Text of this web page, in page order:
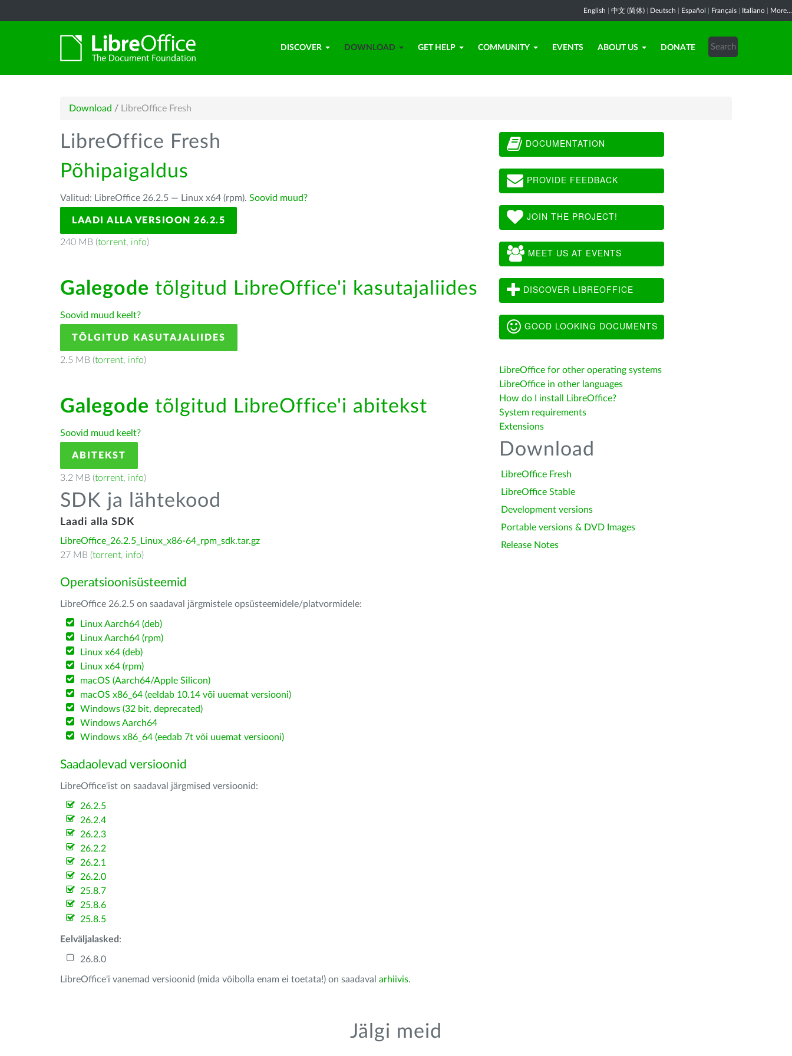
English 中文 (简体) Deutsch Español Français Italiano More...
DISCOVER DOWNLOAD GET HELP COMMUNITY EVENTS ABOUT US DONATE
Download / LibreOffice Fresh
LibreOffice Fresh
Põhipaigaldus
Valitud: LibreOffice 26.2.5 — Linux x64 (rpm). Soovid muud?
LAADI ALLA VERSIOON 26.2.5
240 MB (torrent, info)
Galegode tõlgitud LibreOffice'i kasutajaliides
Soovid muud keelt?
TÕLGITUD KASUTAJALIIDES
2.5 MB (torrent, info)
Galegode tõlgitud LibreOffice'i abitekst
Soovid muud keelt?
ABITEKST
3.2 MB (torrent, info)
SDK ja lähtekood
Laadi alla SDK
LibreOffice_26.2.5_Linux_x86-64_rpm_sdk.tar.gz
27 MB (torrent, info)
Operatsioonisüsteemid
LibreOffice 26.2.5 on saadaval järgmistele opsüsteemidele/platvormidele:
Linux Aarch64 (deb)
Linux Aarch64 (rpm)
Linux x64 (deb)
Linux x64 (rpm)
macOS (Aarch64/Apple Silicon)
macOS x86_64 (eeldab 10.14 või uuemat versiooni)
Windows (32 bit, deprecated)
Windows Aarch64
Windows x86_64 (eedab 7t või uuemat versiooni)
Saadaolevad versioonid
LibreOffice'ist on saadaval järgmised versioonid:
26.2.5
26.2.4
26.2.3
26.2.2
26.2.1
26.2.0
25.8.7
25.8.6
25.8.5
Eelväljalasked :
26.8.0
LibreOffice'i vanemad versioonid (mida võibolla enam ei toetata!) on saadaval arhiivis.
DOCUMENTATION
PROVIDE FEEDBACK
JOIN THE PROJECT!
MEET US AT EVENTS
DISCOVER LIBREOFFICE
GOOD LOOKING DOCUMENTS
LibreOffice for other operating systems
LibreOffice in other languages
How do I install LibreOffice?
System requirements
Extensions
Download
LibreOffice Fresh
LibreOffice Stable
Development versions
Portable versions & DVD Images
Release Notes
Jälgi meid